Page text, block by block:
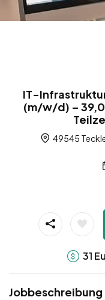
IT-
(m/w/d) –
49545
31
Jobbeschreibung